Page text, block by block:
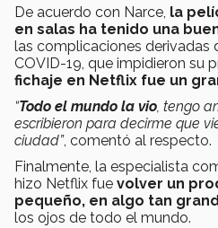
De acuerdo con Narce, la
en salas ha tenido una
las complicaciones derivadas
COVID-19, que impidieron su
fichaje en Netflix fue un
“Todo el mundo la vio, tengo
escribieron para decirme que
ciudad”, comentó al respecto.
Finalmente, la especialista
hizo Netflix fue volver un
pequeño, en algo tan
los ojos de todo el mundo.